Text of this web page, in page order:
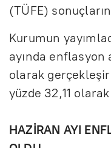
(TÜFE)
Kurumun
ayında enflasyon
olarak
yüzde 32,11
HAZİRAN AYI